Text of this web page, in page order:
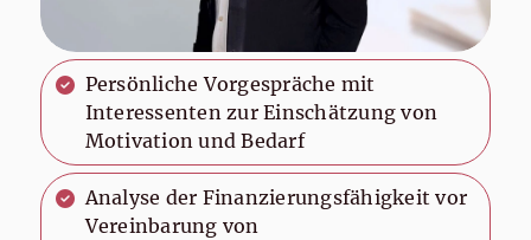
Persönliche Vorgespräche mit
Interessenten zur Einschätzung von
Motivation und Bedarf
Analyse der Finanzierungsfähigkeit vor
Vereinbarung von